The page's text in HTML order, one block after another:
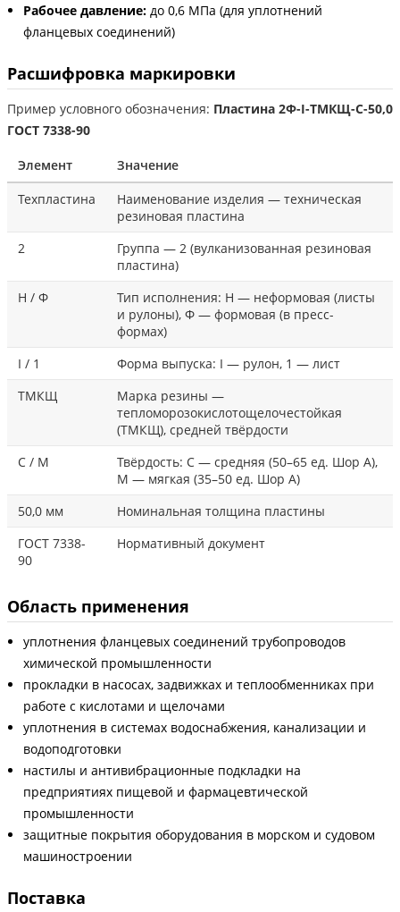
Рабочее давление: до 0,6 МПа (для уплотнений
фланцевых соединений)
Расшифровка маркировки
Пример условного обозначения: Пластина 2Ф-I-ТМКЩ-С-50,0
ГОСТ 7338-90
Элемент
Значение
Техпластина
Наименование изделия — техническая
резиновая пластина
2
Группа — 2 (вулканизованная резиновая
пластина)
Н / Ф
Тип исполнения: Н — неформовая (листы
и рулоны), Ф — формовая (в пресс-
формах)
I / 1
Форма выпуска: I — рулон, 1 — лист
ТМКЩ
Марка резины —
тепломорозокислотощелочестойкая
(ТМКЩ), средней твёрдости
С / М
Твёрдость: С — средняя (50–65 ед. Шор А),
М — мягкая (35–50 ед. Шор А)
50,0 мм
Номинальная толщина пластины
ГОСТ 7338-
90
Нормативный документ
Область применения
уплотнения фланцевых соединений трубопроводов
химической промышленности
прокладки в насосах, задвижках и теплообменниках при
работе с кислотами и щелочами
уплотнения в системах водоснабжения, канализации и
водоподготовки
настилы и антивибрационные подкладки на
предприятиях пищевой и фармацевтической
промышленности
защитные покрытия оборудования в морском и судовом
машиностроении
Поставка